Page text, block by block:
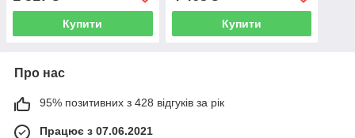
Купити Купити
Про нас
95% позитивних з 428 відгуків за рік
Працює з 07.06.2021